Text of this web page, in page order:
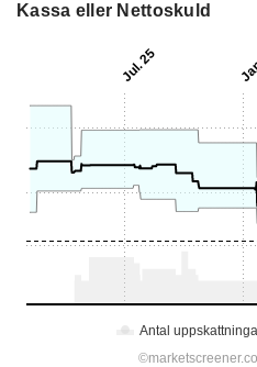
Kassa eller Nettoskuld